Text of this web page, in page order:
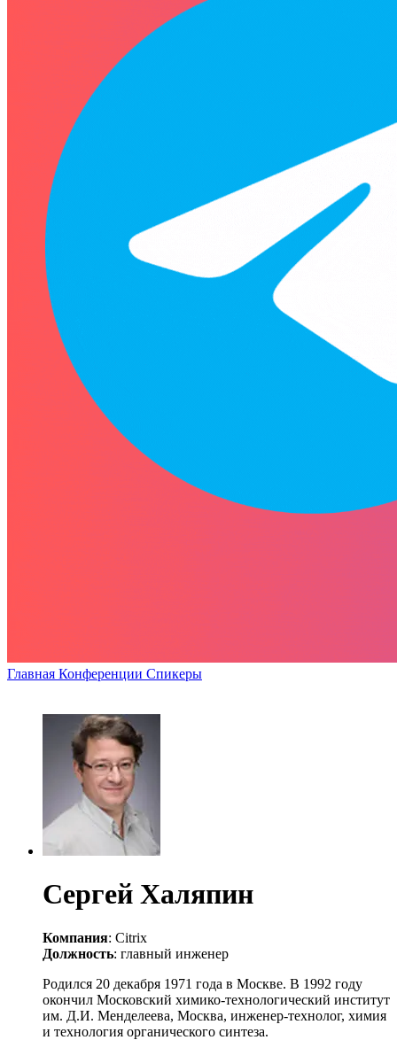
Главная Конференции Спикеры
Сергей Халяпин
Компания: Citrix
Должность: главный инженер
Родился 20 декабря 1971 года в Москве. В 1992 году
окончил Московский химико-технологический институт
им. Д.И. Менделеева, Москва, инженер-технолог, химия
и технология органического синтеза.